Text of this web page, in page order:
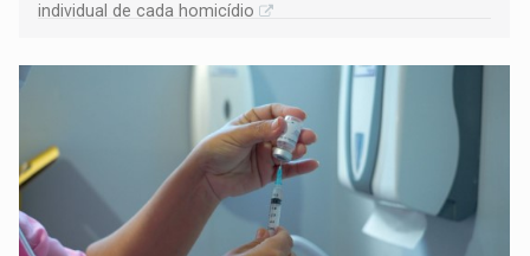
individual de cada homicídio